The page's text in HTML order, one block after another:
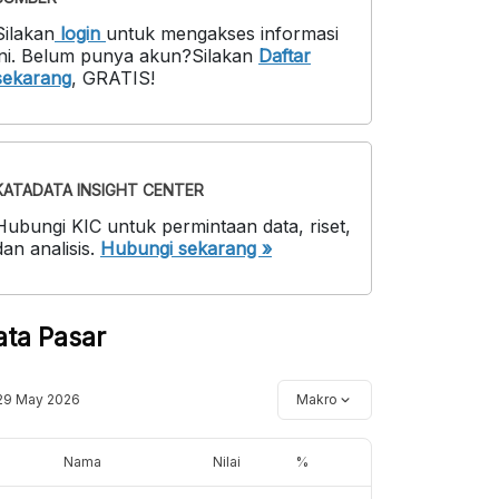
login untuk mengakses informasi
. Belum punya akun?Silakan Daftar
, GRATIS!
INSIGHT CENTER
KIC untuk permintaan data, riset,
analisis. Hubungi sekarang »
Pasar
May 2026 Makro
Nama Nilai %